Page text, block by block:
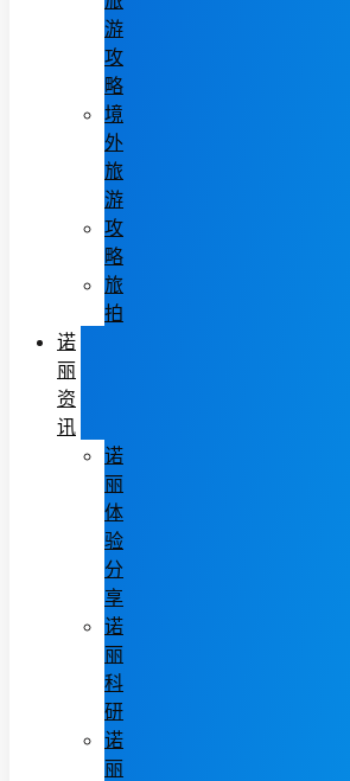
游
攻
略
境
外
旅
游
攻
略
旅
拍
诺
丽
资
讯
诺
丽
体
验
分
享
诺
丽
科
研
诺
丽